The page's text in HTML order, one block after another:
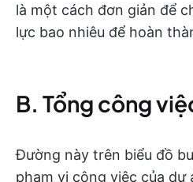
là một cách đơn giản để
lực bao nhiêu để hoàn
B. Tổng công
Đường này trên biểu đồ
phạm vi công việc của